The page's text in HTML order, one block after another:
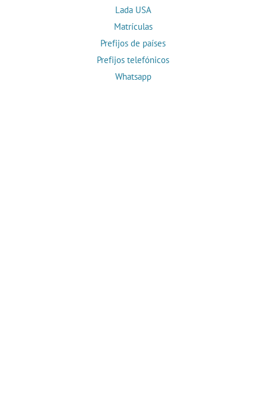
Lada USA
Matrículas
Prefijos de países
Prefijos telefónicos
Whatsapp